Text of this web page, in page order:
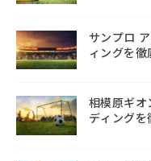
サンプロ
ィングを徹
相模原ギオ
ディングを